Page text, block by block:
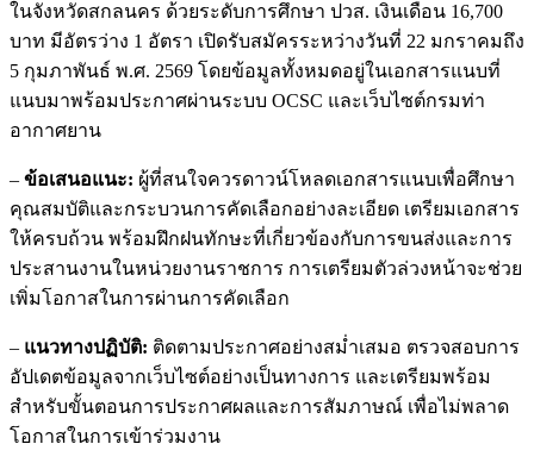
ในจังหวัดสกลนคร ด้วยระดับการศึกษา ปวส. เงินเดือน 16,700
บาท มีอัตรว่าง 1 อัตรา เปิดรับสมัครระหว่างวันที่ 22 มกราคมถึง
5 กุมภาพันธ์ พ.ศ. 2569 โดยข้อมูลทั้งหมดอยู่ในเอกสารแนบที่
แนบมาพร้อมประกาศผ่านระบบ OCSC และเว็บไซต์กรมท่า
อากาศยาน
– ข้อเสนอแนะ: ผู้ที่สนใจควรดาวน์โหลดเอกสารแนบเพื่อศึกษา
คุณสมบัติและกระบวนการคัดเลือกอย่างละเอียด เตรียมเอกสาร
ให้ครบถ้วน พร้อมฝึกฝนทักษะที่เกี่ยวข้องกับการขนส่งและการ
ประสานงานในหน่วยงานราชการ การเตรียมตัวล่วงหน้าจะช่วย
เพิ่มโอกาสในการผ่านการคัดเลือก
– แนวทางปฏิบัติ: ติดตามประกาศอย่างสม่ำเสมอ ตรวจสอบการ
อัปเดตข้อมูลจากเว็บไซต์อย่างเป็นทางการ และเตรียมพร้อม
สำหรับขั้นตอนการประกาศผลและการสัมภาษณ์ เพื่อไม่พลาด
โอกาสในการเข้าร่วมงาน